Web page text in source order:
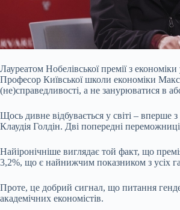
Лауреатом Нобелівської премії з
Професор Київської школи економіки
(не)справедливості, а не занурюватися в
Щось дивне відбувається у світі – вперше
Клаудія Голдін. Дві попередні
Найіронічніше виглядає той факт, що
3,2%, що є найнижчим показником з усіх
Проте, це добрий сигнал, що питання
академічних економістів.